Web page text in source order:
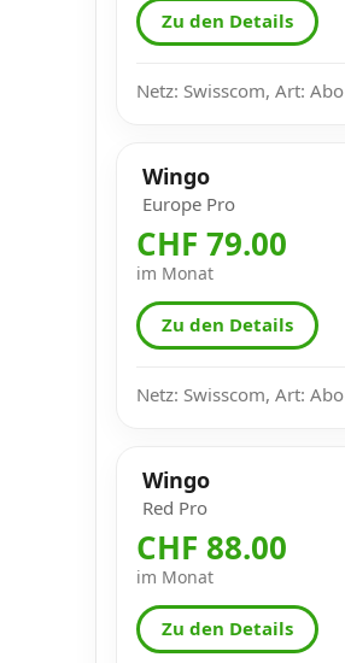
Zu den Details
Netz: Swisscom, Art: Abo
Wingo
Europe Pro
CHF 79.00
im Monat
Zu den Details
Netz: Swisscom, Art: Abo
Wingo
Red Pro
CHF 88.00
im Monat
Zu den Details